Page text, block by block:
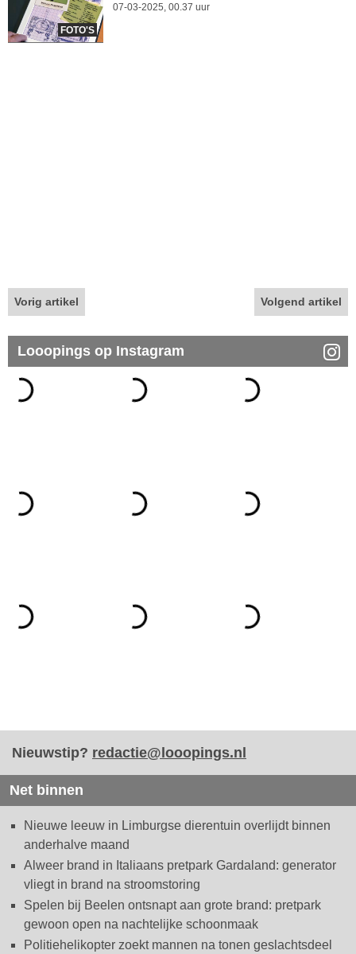
FOTO'S
07-03-2025, 00.37 uur
Vorig artikel Volgend artikel
Looopings op Instagram
Nieuwstip? redactie@looopings.nl
Net binnen
Nieuwe leeuw in Limburgse dierentuin overlijdt binnen
anderhalve maand
Alweer brand in Italiaans pretpark Gardaland: generator
vliegt in brand na stroomstoring
Spelen bij Beelen ontsnapt aan grote brand: pretpark
gewoon open na nachtelijke schoonmaak
Politiehelikopter zoekt mannen na tonen geslachtsdeel